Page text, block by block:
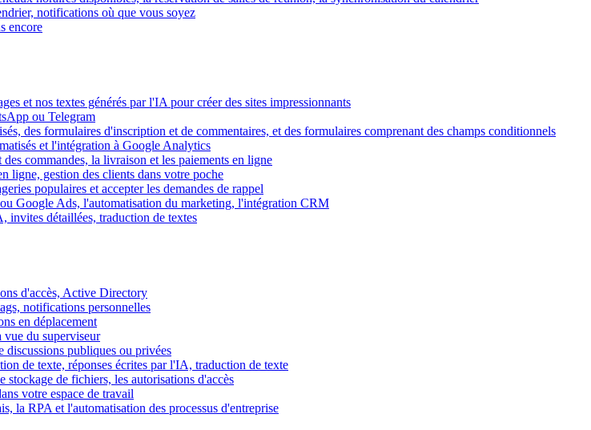
notifications où que vous soyez
encore
et nos textes générés par l'IA pour créer des sites impressionnants
ou Telegram
des formulaires d'inscription et de commentaires, et des formulaires comprenant des champs conditionnels
et l'intégration à Google Analytics
commandes, la livraison et les paiements en ligne
ligne, gestion des clients dans votre poche
populaires et accepter les demandes de rappel
Google Ads, l'automatisation du marketing, l'intégration CRM
invites détaillées, traduction de textes
d'accès, Active Directory
notifications personnelles
en déplacement
vue du superviseur
discussions publiques ou privées
de texte, réponses écrites par l'IA, traduction de texte
stockage de fichiers, les autorisations d'accès
votre espace de travail
la RPA et l'automatisation des processus d'entreprise